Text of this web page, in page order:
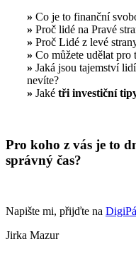
» Co je to finanční
» Proč lidé na Pravé
» Proč Lidé z levé
» Co můžete udělat pro
» Jaká jsou tajemství
nevíte?
» Jaké tři investiční
Pro koho z vás je to
správný čas?
Napište mi, přijďte na
Jirka Mazur